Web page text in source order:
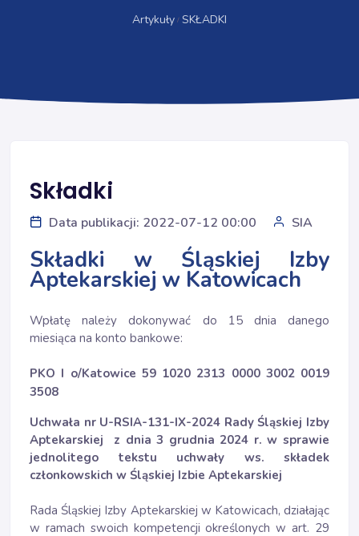
Artykuły SKŁADKI
Składki
Data publikacji: 2022-07-12 00:00 SIA
Składki w Śląskiej Izby
Aptekarskiej w Katowicach
Wpłatę należy dokonywać do 15 dnia danego
miesiąca na konto bankowe:
PKO I o/Katowice 59 1020 2313 0000 3002 0019
3508
Uchwała nr U-RSIA-131-IX-2024 Rady Śląskiej Izby
Aptekarskiej z dnia 3 grudnia 2024 r. w sprawie
jednolitego tekstu uchwały ws. składek
członkowskich w Śląskiej Izbie Aptekarskiej
Rada Śląskiej Izby Aptekarskiej w Katowicach, działając
w ramach swoich kompetencji określonych w art. 29